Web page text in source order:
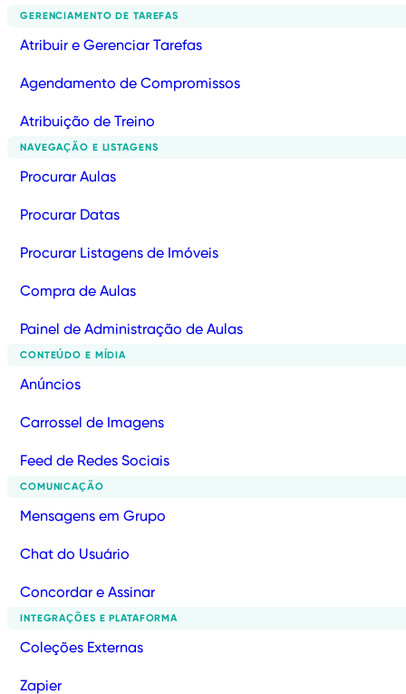
GERENCIAMENTO DE TAREFAS
Atribuir e Gerenciar Tarefas
Agendamento de Compromissos
Atribuição de Treino
NAVEGAÇÃO E LISTAGENS
Procurar Aulas
Procurar Datas
Procurar Listagens de Imóveis
Compra de Aulas
Painel de Administração de Aulas
CONTEÚDO E MÍDIA
Anúncios
Carrossel de Imagens
Feed de Redes Sociais
COMUNICAÇÃO
Mensagens em Grupo
Chat do Usuário
Concordar e Assinar
INTEGRAÇÕES E PLATAFORMA
Coleções Externas
Zapier